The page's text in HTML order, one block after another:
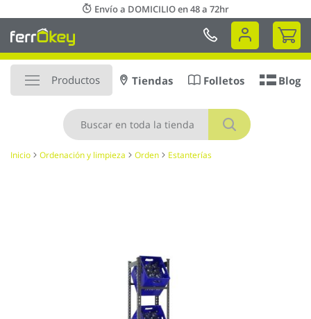
al
contenido
Envío a DOMICILIO en 48 a 72hr
Mi
Productos
Buscar
Tiendas Folletos Blog
Inicio Ordenación y limpieza Orden Estanterías